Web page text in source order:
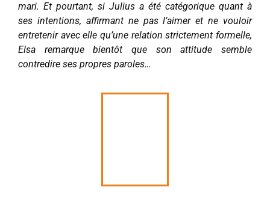
mari. Et pourtant, si Julius a été catégorique quant à
ses intentions, affirmant ne pas l’aimer et ne vouloir
entretenir avec elle qu’une relation strictement formelle,
Elsa remarque bientôt que son attitude semble
contredire ses propres paroles…